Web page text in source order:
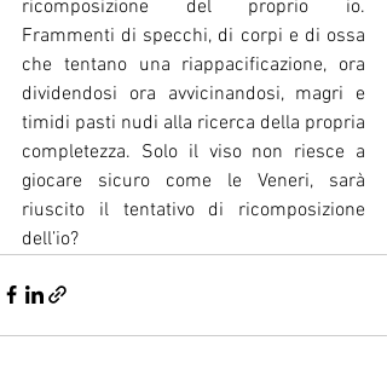
ricomposizione del proprio io.
Frammenti di specchi, di corpi e di ossa
che tentano una riappacificazione, ora
dividendosi ora avvicinandosi, magri e
timidi pasti nudi alla ricerca della propria
completezza. Solo il viso non riesce a
giocare sicuro come le Veneri, sarà
riuscito il tentativo di ricomposizione
dell’io?